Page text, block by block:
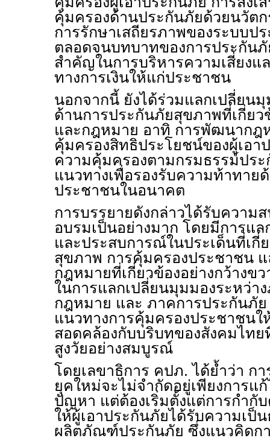
คุ้มครองด้านประกันภัยด้วยนวัต
การรักษาเสถียรภาพของระบบป
ตลอดจนบทบาทของการประกันภั
สำคัญในการบริหารความเสี่ยงแ
ทางการเงินให้แก่ประชาชน
นอกจากนี้ ยังได้ร่วมแลกเปลี่ยนมุ
ด้านการประกันภัยสุขภาพที่เกี่ย
และกฎหมาย อาทิ การพัฒนากฎ
คุ้มครองสิทธิประโยชน์ของผู้เอ
ความคุ้มครองตามกรมธรรม์ปร
แนวทางเพื่อรองรับความท้าทาย
ประชาชนในอนาคต
การบรรยายดังกล่าวได้รับความ
อบรมเป็นอย่างมาก โดยมีการแ
และประสบการณ์ในประเด็นที่เกี่
สุขภาพ การคุ้มครองประชาชน
กฎหมายที่เกี่ยวข้องอย่างกว้างข
ในการแลกเปลี่ยนมุมมองระหว่า
กฎหมาย และ ภาคการประกันภั
แนวทางการคุ้มครองประชาชน
สอดคล้องกับบริบทของสังคมไทย
สูงวัยอย่างสมบูรณ์
โดยเลขาธิการ คปภ. ได้ย้ำว่า ก
ยุคใหม่จะไม่จำกัดอยู่เพียงการแ
ปัญหา แต่ต้องเริ่มตั้งแต่การกำกั
ให้ผู้เอาประกันภัยได้รับความเป็
ผลิตภัณฑ์ประกันภัย ซึ่งแนวคิดก